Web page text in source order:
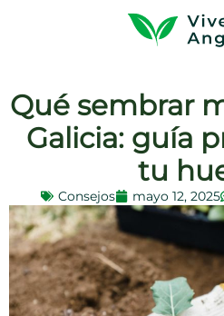
Qué sembrar
Galicia: guía
tu
Consejos mayo 12, 2025